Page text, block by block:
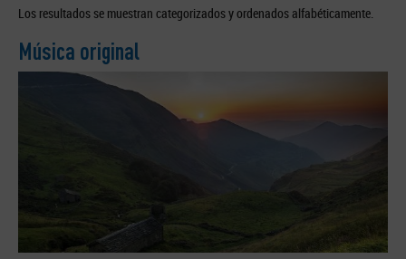
Los resultados se muestran categorizados y ordenados alfabéticamente.
Música original